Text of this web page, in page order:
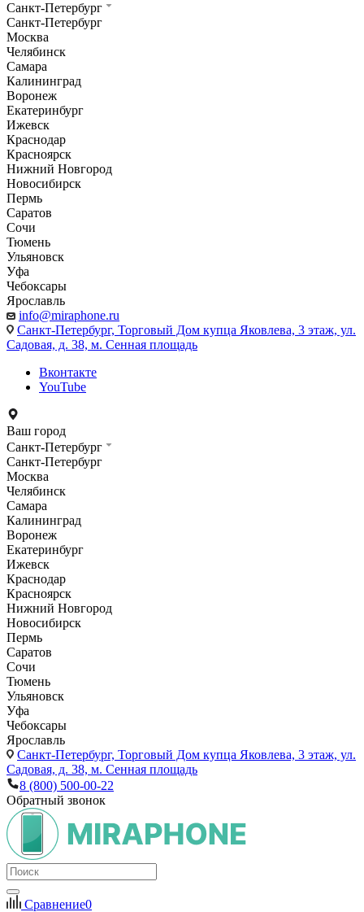
Санкт-Петербург
Санкт-Петербург
Москва
Челябинск
Самара
Калининград
Воронеж
Екатеринбург
Ижевск
Краснодар
Красноярск
Нижний Новгород
Новосибирск
Пермь
Саратов
Сочи
Тюмень
Ульяновск
Уфа
Чебоксары
Ярославль
info@miraphone.ru
Санкт-Петербург, Торговый Дом купца Яковлева, 3 этаж, ул.
Садовая, д. 38, м. Сенная площадь
Вконтакте
YouTube
Ваш город
Санкт-Петербург
Санкт-Петербург
Москва
Челябинск
Самара
Калининград
Воронеж
Екатеринбург
Ижевск
Краснодар
Красноярск
Нижний Новгород
Новосибирск
Пермь
Саратов
Сочи
Тюмень
Ульяновск
Уфа
Чебоксары
Ярославль
Санкт-Петербург, Торговый Дом купца Яковлева, 3 этаж, ул.
Садовая, д. 38, м. Сенная площадь
8 (800) 500-00-22
Обратный звонок
Сравнение0